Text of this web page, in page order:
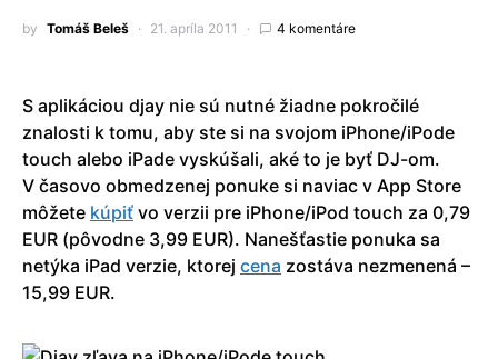
by Tomáš Beleš 21. apríla 2011 4 komentáre
S aplikáciou djay nie sú nutné žiadne pokročilé
znalosti k tomu, aby ste si na svojom iPhone/iPode
touch alebo iPade vyskúšali, aké to je byť DJ-om.
V časovo obmedzenej ponuke si naviac v App Store
môžete kúpiť vo verzii pre iPhone/iPod touch za 0,79
EUR (pôvodne 3,99 EUR). Nanešťastie ponuka sa
netýka iPad verzie, ktorej cena zostáva nezmenená –
15,99 EUR.